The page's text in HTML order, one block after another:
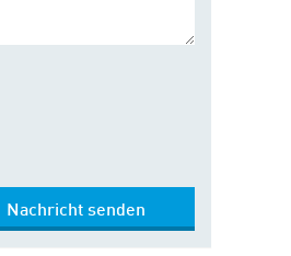
Nachricht senden